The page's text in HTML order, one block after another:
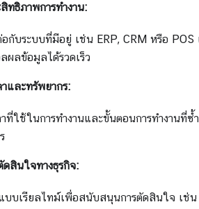
ทธิภาพการทำงาน:
อกับระบบที่มีอยู่ เช่น ERP, CRM หรือ
ผลข้อมูลได้รวดเร็ว
และทรัพยากร:
ที่ใช้ในการทำงานและขั้นตอนการทำงานที่
ดสินใจทางธุรกิจ:
บเรียลไทม์เพื่อสนับสนุนการตัดสินใจ เช่น